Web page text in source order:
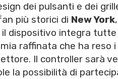
dei pulsanti e dei
più storici di New York,
dispositivo integra
raffinata che ha reso
Il controller sarà
la possibilità di